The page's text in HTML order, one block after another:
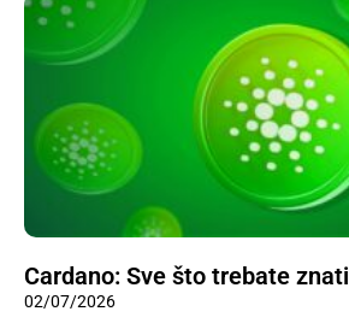
Cardano: Sve što trebate znati
02/07/2026